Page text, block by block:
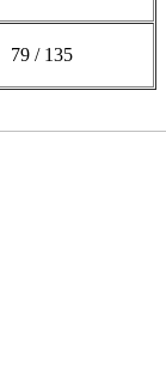
79 / 135